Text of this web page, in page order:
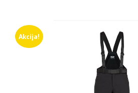
Akcija!